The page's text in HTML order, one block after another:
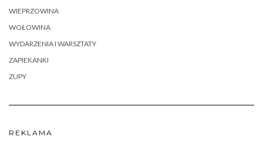
WIEPRZOWINA
WOŁOWINA
WYDARZENIA I WARSZTATY
ZAPIEKANKI
ZUPY
REKLAMA